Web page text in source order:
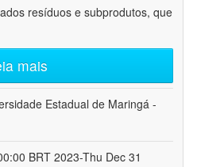
resíduos e subprodutos, que
mais
Estadual de Maringá -
BRT 2023-Thu Dec 31